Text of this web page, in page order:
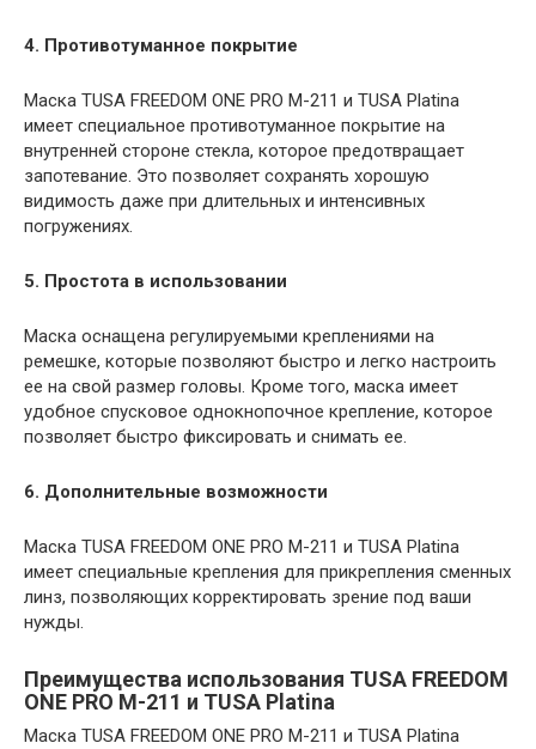
4. Противотуманное покрытие
Маска TUSA FREEDOM ONE PRO M-211 и TUSA Platina
имеет специальное противотуманное покрытие на
внутренней стороне стекла, которое предотвращает
запотевание. Это позволяет сохранять хорошую
видимость даже при длительных и интенсивных
погружениях.
5. Простота в использовании
Маска оснащена регулируемыми креплениями на
ремешке, которые позволяют быстро и легко настроить
ее на свой размер головы. Кроме того, маска имеет
удобное спусковое однокнопочное крепление, которое
позволяет быстро фиксировать и снимать ее.
6. Дополнительные возможности
Маска TUSA FREEDOM ONE PRO M-211 и TUSA Platina
имеет специальные крепления для прикрепления сменных
линз, позволяющих корректировать зрение под ваши
нужды.
Преимущества использования TUSA FREEDOM
ONE PRO M-211 и TUSA Platina
Маска TUSA FREEDOM ONE PRO M-211 и TUSA Platina